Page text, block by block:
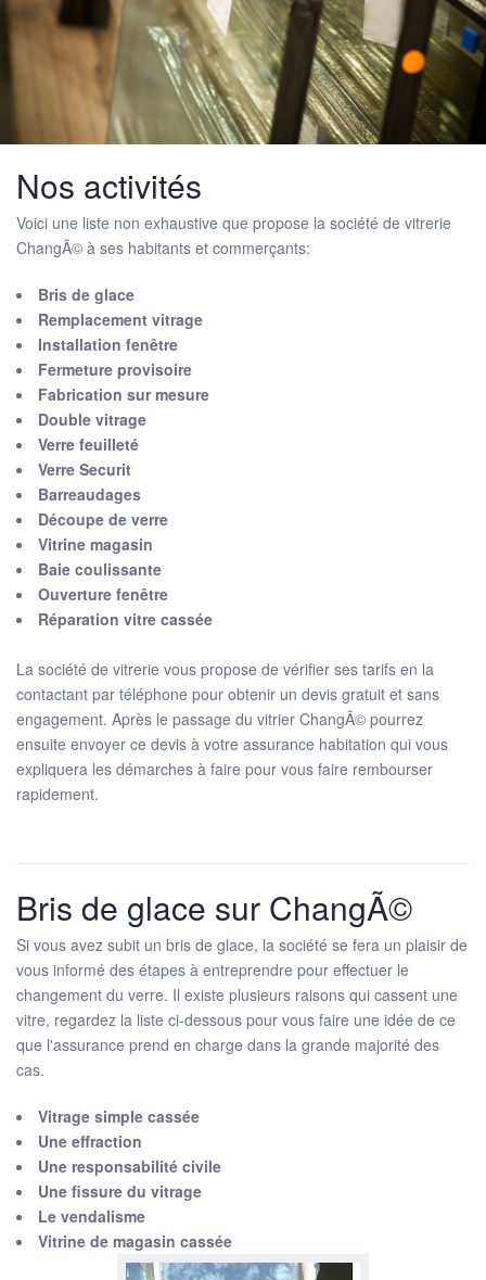
Nos activités
Voici une liste non exhaustive que propose la société de vitrerie
ChangÃ© à ses habitants et commerçants:
Bris de glace
Remplacement vitrage
Installation fenêtre
Fermeture provisoire
Fabrication sur mesure
Double vitrage
Verre feuilleté
Verre Securit
Barreaudages
Découpe de verre
Vitrine magasin
Baie coulissante
Ouverture fenêtre
Réparation vitre cassée
La société de vitrerie vous propose de vérifier ses tarifs en la
contactant par téléphone pour obtenir un devis gratuit et sans
engagement. Après le passage du vitrier ChangÃ© pourrez
ensuite envoyer ce devis à votre assurance habitation qui vous
expliquera les démarches à faire pour vous faire rembourser
rapidement.
Bris de glace sur ChangÃ©
Si vous avez subit un bris de glace, la société se fera un plaisir de
vous informé des étapes à entreprendre pour effectuer le
changement du verre. Il existe plusieurs raisons qui cassent une
vitre, regardez la liste ci-dessous pour vous faire une idée de ce
que l'assurance prend en charge dans la grande majorité des
cas.
Vitrage simple cassée
Une effraction
Une responsabilité civile
Une fissure du vitrage
Le vendalisme
Vitrine de magasin cassée